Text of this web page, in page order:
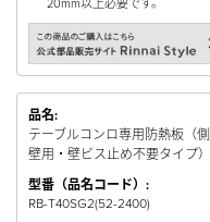
品名:
テーブルコンロ専用防熱板（側
壁用・壁ビス止め不要タイプ）
型番（品名コード）:
RB-T40SG2(52-2400)